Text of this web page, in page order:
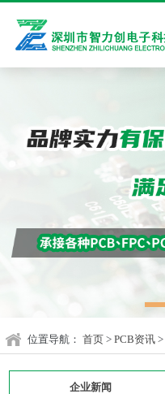
位置导航： 首页 > PCB资讯 >
企业新闻